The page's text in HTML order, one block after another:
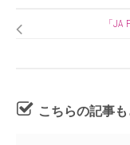
「JA
こちらの記事